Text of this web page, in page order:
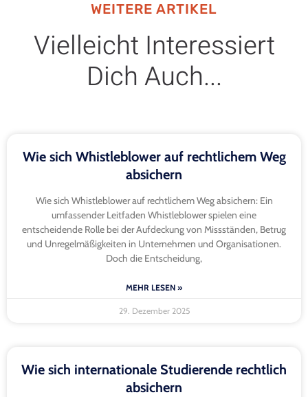
WEITERE ARTIKEL
Vielleicht Interessiert
Dich Auch...
Wie sich Whistleblower auf rechtlichem Weg
absichern
Wie sich Whistleblower auf rechtlichem Weg absichern: Ein
umfassender Leitfaden Whistleblower spielen eine
entscheidende Rolle bei der Aufdeckung von Missständen, Betrug
und Unregelmäßigkeiten in Unternehmen und Organisationen.
Doch die Entscheidung,
MEHR LESEN »
29. Dezember 2025
Wie sich internationale Studierende rechtlich
absichern